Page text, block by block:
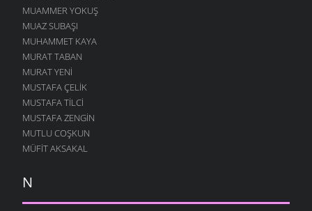
MUAMMER YOKUŞ
MUAZ SUBAŞI
MUHAMMET KAYA
MURAT TABAN
MURAT YENI
MUSTAFA ÇELIK
MUSTAFA TILCI
MUSTAFA ZENGIN
MUTLU COŞKUN
MÜFIT AKSAKAL
N